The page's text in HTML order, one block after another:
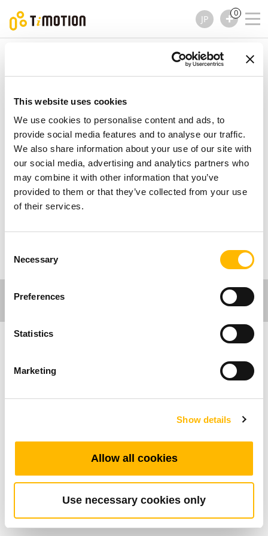
This website uses cookies
We use cookies to personalise content and ads, to
provide social media features and to analyse our traffic.
We also share information about your use of our site with
our social media, advertising and analytics partners who
may combine it with other information that you’ve
provided to them or that they’ve collected from your use
of their services.
Selection
Necessary
Preferences
Statistics
Marketing
Show details
Allow all cookies
Use necessary cookies only
JP
0
TL38SR シリーズ
TL38SR シリーズ
コラム
Ergo Motion
リムな外観を保ちながら、高い安定性を実現し
ないため、クリーンでエレガントな外観が求め
られる人間工学に基づいた設計のモニタースタ
ンド、サイドテーブル、あるいはデザイン性を
重視した昇降家具に最適な製品です。